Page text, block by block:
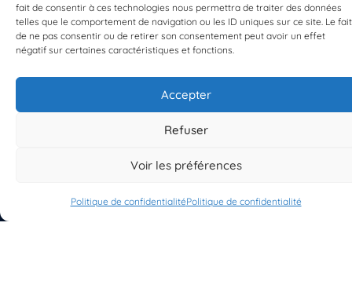
fait de consentir à ces technologies nous permettra de traiter des données
telles que le comportement de navigation ou les ID uniques sur ce site. Le fait
de ne pas consentir ou de retirer son consentement peut avoir un effet
négatif sur certaines caractéristiques et fonctions.
Accepter
Refuser
Voir les préférences
Politique de confidentialitéPolitique de confidentialité
EST UN PROGRAMME DE
S'INSCRIRE À LA NEWSLETTER
PLANÈTE MER